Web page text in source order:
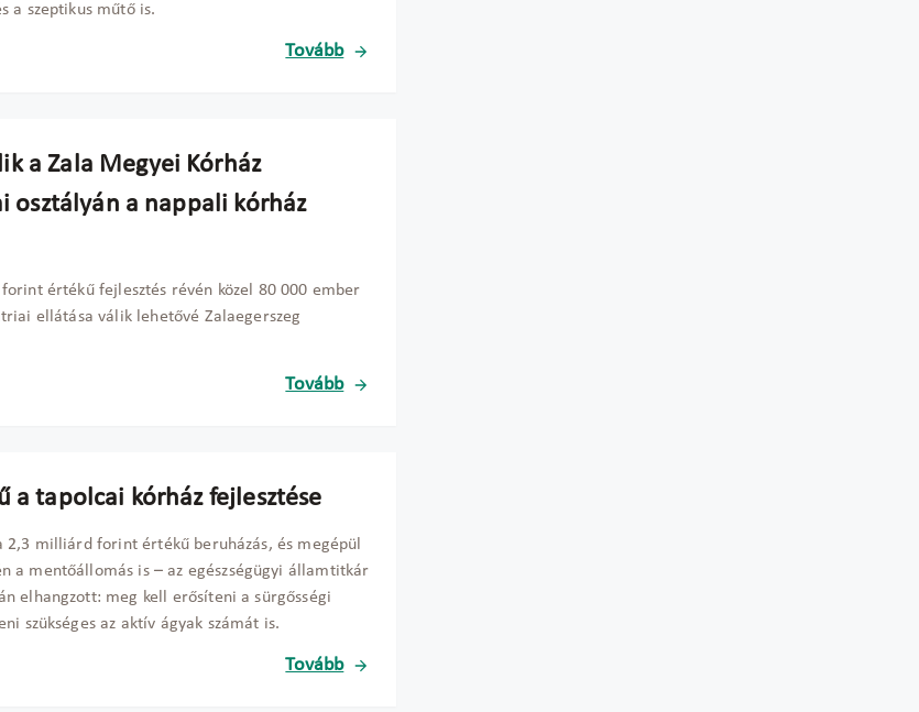
a szeptikus műtő is.
Tovább
a Zala Megyei Kórház
osztályán a nappali kórház
értékű fejlesztés révén közel 80 000 ember
ellátása válik lehetővé Zalaegerszeg
Tovább
a tapolcai kórház fejlesztése
2,3 milliárd forint értékű beruházás, és megépül
a mentőállomás is – az egészségügyi államtitkár
elhangzott: meg kell erősíteni a sürgősségi
szükséges az aktív ágyak számát is.
Tovább